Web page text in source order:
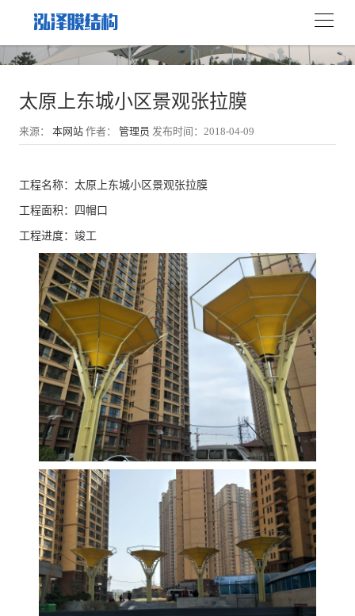
太原上东城小区景观张拉膜
来源： 本网站 作者： 管理员 发布时间：2018-04-09
工程名称：太原上东城小区景观张拉膜
工程面积：四帽口
工程进度：竣工